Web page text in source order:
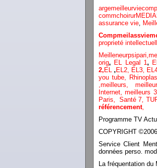
assurance vie
proprieté
Meilleneurpsipari,
orig, EL Legal 1,
2, EL , EL2, EL3,
you tube
meilleurs ,
Internet ,meilleurs 3,
Paris,
Santé 7,
référencement,
Programme TV
COPYRIGHT
Service Client
données perso.
La fréquentation